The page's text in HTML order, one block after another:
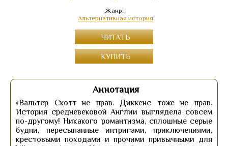
Жанр:
Альтернативная история
ЧИТАТЬ
КУПИТЬ
Аннотация
«Вальтер Скотт не прав. Диккенс тоже не прав.
История средневековой Англии выглядела совсем
по-другому! Никакого романтизма, сплошные серые
будни, пересыпанные интригами, приключениями,
крестовыми походами и прочими привычными для